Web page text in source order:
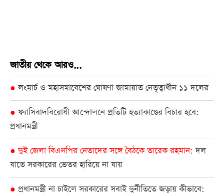
জাতীয় থেকে আরও...
● লংমার্চ ও মহাসমাবেশের ঘোষণা জামায়াত নেতৃত্বাধীন ১১ দলের
● ফ্যাসিবাদবিরোধী আন্দোলনে প্রতিটি হত্যাকাণ্ডের বিচার হবে:
প্রধানমন্ত্রী
● দুই জেলা বিএনপির নেতাদের সঙ্গে বৈঠকে তারেক রহমান দল
যাতে সরকারের ভেতর হারিয়ে না যায়
● প্রধানমন্ত্রী না চাইলে সরকারের সবাই দুর্নীতিতে জড়ায় কীভাবে: